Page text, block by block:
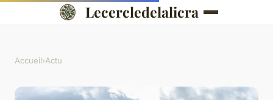
Lecercledelalicra
Accueil›Actu